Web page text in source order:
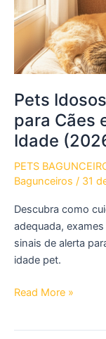
Exames
por
Idade
(2026)
Pets
para Cães
Idade
PETS
Bagunceiros / 31
Descubra como
adequada,
sinais de alerta
idade pet.
Pets
Read More »